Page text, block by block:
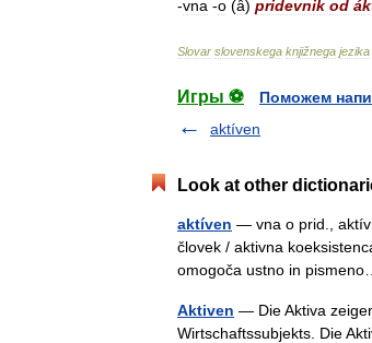
-vna -o (ȃ) pridevnik od
Slovar slovenskega knjižnega jezika
Игры ⚽
Поможем
aktíven
Look at other
aktíven — vna o prid.,
človek / aktivna
omogoča ustno in
Aktiven — Die Aktiva
Wirtschaftssubjekts. Die